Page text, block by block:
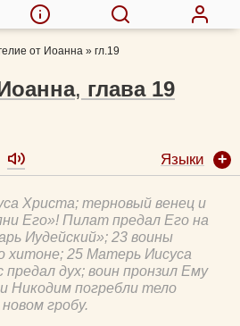
от Иоанна » гл.19
, глава 19
Болгарский, блж.
Зигабен
свт.
еп.
Жизнь и учение"
Властов
Языки
Христа; терновый венец и
Его»! Пилат предал Его на
Иудейский»; 23 воины
хитоне; 25 Матерь Иисуса
дух; воин пронзил Ему
Никодим погребли тело
гробу.